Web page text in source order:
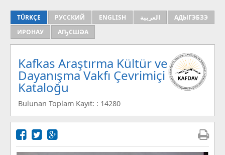
TÜRKÇE РУССКИЙ ENGLISH العربية
АДЫГЭБЗЭ
ИРОНАУ
АҦСШӘА
Kafkas Araştırma Kültür ve
Dayanışma Vakfı Çevrimiçi
Kataloğu
Bulunan Toplam Kayıt: : 14280